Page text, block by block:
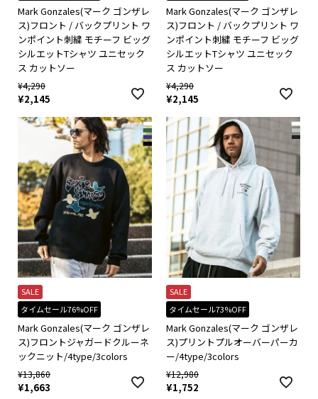
Mark Gonzales(マーク ゴンザレ
ス)フロント / バックプリント ワ
ンポイント刺繍 モチーフ ビッグ
シルエットTシャツ ユニセック
ス カットソー
¥4,290
¥2,145
Mark Gonzales(マーク ゴンザレ
ス)フロント / バックプリント ワ
ンポイント刺繍 モチーフ ビッグ
シルエットTシャツ ユニセック
ス カットソー
¥4,290
¥2,145
SALE
タイムセール76%OFF
Mark Gonzales(マーク ゴンザレ
ス)フロントジャガードクルーネ
ックニット/4type/3colors
¥13,860
¥1,663
SALE
タイムセール73%OFF
Mark Gonzales(マーク ゴンザレ
ス)プリントプルオーバーパーカ
ー/4type/3colors
¥12,980
¥1,752